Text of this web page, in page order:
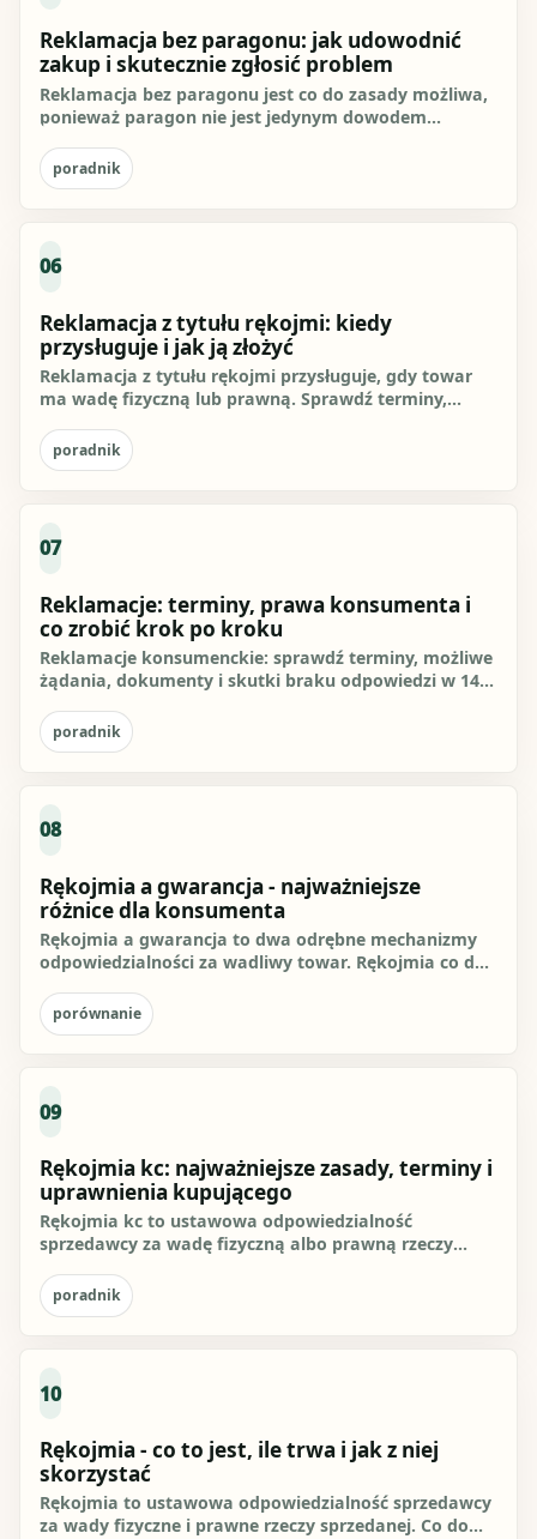
Reklamacja bez paragonu: jak udowodnić
zakup i skutecznie zgłosić problem
Reklamacja bez paragonu jest co do zasady możliwa,
ponieważ paragon nie jest jedynym dowodem
poradnik
06
Reklamacja z tytułu rękojmi: kiedy
przysługuje i jak ją złożyć
Reklamacja z tytułu rękojmi przysługuje, gdy towar
ma wadę fizyczną lub prawną. Sprawdź terminy,
poradnik
07
Reklamacje: terminy, prawa konsumenta i
co zrobić krok po kroku
Reklamacje konsumenckie: sprawdź terminy, możliwe
żądania, dokumenty i skutki braku odpowiedzi w 14
poradnik
08
Rękojmia a gwarancja - najważniejsze
różnice dla konsumenta
Rękojmia a gwarancja to dwa odrębne mechanizmy
odpowiedzialności za wadliwy towar. Rękojmia co do
porównanie
09
Rękojmia kc: najważniejsze zasady, terminy i
uprawnienia kupującego
Rękojmia kc to ustawowa odpowiedzialność
sprzedawcy za wadę fizyczną albo prawną rzeczy
poradnik
10
Rękojmia - co to jest, ile trwa i jak z niej
skorzystać
Rękojmia to ustawowa odpowiedzialność sprzedawcy
za wady fizyczne i prawne rzeczy sprzedanej. Co do